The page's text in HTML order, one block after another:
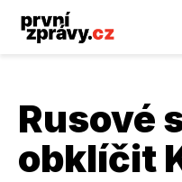
Rusové
obklíčit